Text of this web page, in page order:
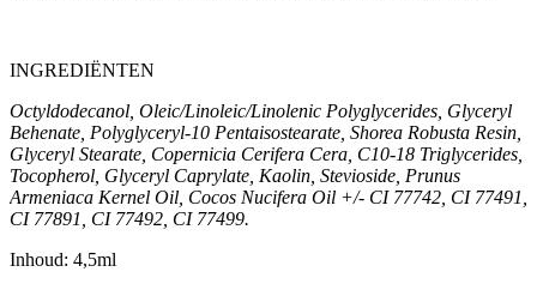
INGREDIËNTEN
Octyldodecanol, Oleic/Linoleic/Linolenic Polyglycerides, Glyceryl
Behenate, Polyglyceryl-10 Pentaisostearate, Shorea Robusta Resin,
Glyceryl Stearate, Copernicia Cerifera Cera, C10-18 Triglycerides,
Tocopherol, Glyceryl Caprylate, Kaolin, Stevioside, Prunus
Armeniaca Kernel Oil, Cocos Nucifera Oil +/- CI 77742, CI 77491,
CI 77891, CI 77492, CI 77499.
Inhoud: 4,5ml